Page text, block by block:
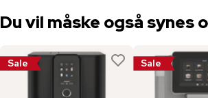
Du vil måske også synes
Sale Sale